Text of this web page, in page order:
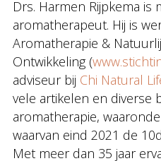
Drs. Harmen Rijpkema
aromatherapeut. Hij is
Aromatherapie &
Ontwikkeling (
adviseur bij Chi Natural
vele artikelen en diverse
aromatherapie,
waarvan eind 2021 de
Met meer dan 35 jaar